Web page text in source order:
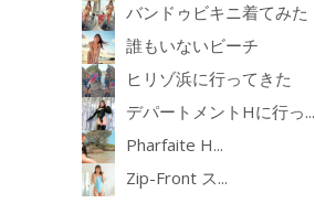
バンドゥビキニ着てみた
誰もいないビーチ
ヒリゾ浜に行ってきた
デパートメントHに行っ...
Pharfaite H...
Zip-Front ス...